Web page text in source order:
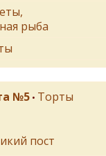
рыба
№5 • Торты
пост